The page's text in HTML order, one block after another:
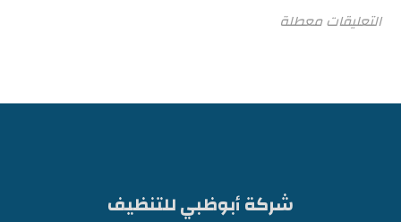
التعليقات معطلة
شركة أبوظبي للتنظيف